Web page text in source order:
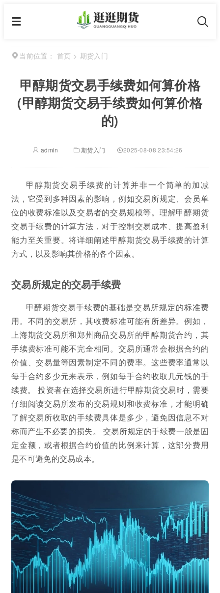
当前位置： 首页 > 期货入门
甲醇期货交易手续费如何算价格
(甲醇期货交易手续费如何算价格
的)
admin 期货入门 2025-08-08 23:54:26
甲醇期货交易手续费的计算并非一个简单的加减
法，它受到多种因素的影响，例如交易所规定、会员单
位的收费标准以及交易者的交易规模等。理解甲醇期货
交易手续费的计算方法，对于控制交易成本、提高盈利
能力至关重要。将详细阐述甲醇期货交易手续费的计算
方式，以及影响其价格的各个因素。
交易所规定的交易手续费
甲醇期货交易手续费的基础是交易所规定的标准费
用。不同的交易所，其收费标准可能有所差异。例如，
上海期货交易所和郑州商品交易所的甲醇期货合约，其
手续费标准可能不完全相同。交易所通常会根据合约的
价值、交易量等因素制定不同的费率。这些费率通常以
每手合约多少元来表示，例如每手合约收取几元钱的手
续费。 投资者在选择交易所进行甲醇期货交易时，需要
仔细阅读交易所发布的交易规则和收费标准，才能明确
了解交易所收取的手续费具体是多少，避免因信息不对
称而产生不必要的损失。 交易所规定的手续费一般是固
定金额，或者根据合约价值的比例来计算，这部分费用
是不可避免的交易成本。